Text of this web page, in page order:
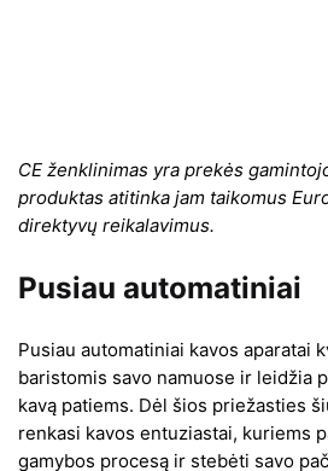
CE ženklinimas yra prekės
produktas atitinka jam taikomus
direktyvų reikalavimus.
Pusiau automatiniai
Pusiau automatiniai kavos aparatai
baristomis savo namuose ir leidžia
kavą patiems. Dėl šios priežasties
renkasi kavos entuziastai, kuriems
gamybos procesą ir stebėti savo